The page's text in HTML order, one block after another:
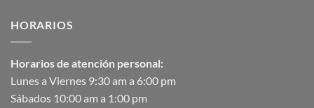
HORARIOS
Horarios de atención personal:
Lunes a Viernes 9:30 am a 6:00 pm
Sábados 10:00 am a 1:00 pm